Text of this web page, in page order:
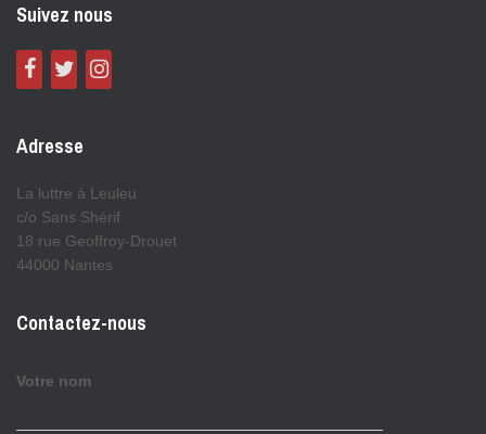
Suivez nous
Adresse
La luttre à Leuleu
c/o Sans Shérif
18 rue Geoffroy-Drouet
44000 Nantes
Contactez-nous
Votre nom